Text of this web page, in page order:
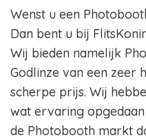
Wenst u een
Dan bent u bij
Wij bieden namelijk
Godlinze van een zeer
scherpe prijs. Wij
wat ervaring
de Photobooth markt